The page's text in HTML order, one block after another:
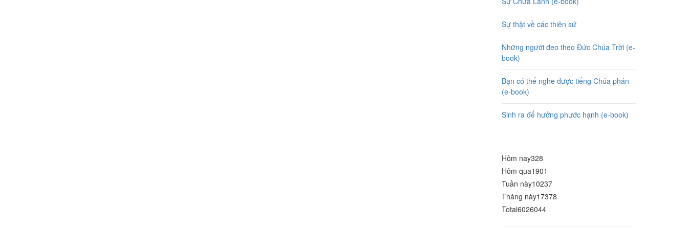
Sự thật về các thiên sứ
Những người đeo theo Đức Chúa Trời (e-
book)
Bạn có thể nghe được tiếng Chúa phán
(e-book)
Sinh ra để hưởng phước hạnh (e-book)
Hôm nay328
Hôm qua1901
Tuần này10237
Tháng này17378
Total6026044